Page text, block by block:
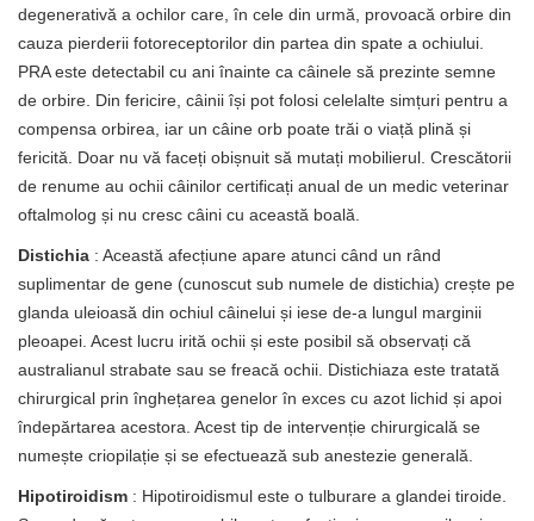
degenerativă a ochilor care, în cele din urmă, provoacă orbire din
cauza pierderii fotoreceptorilor din partea din spate a ochiului.
PRA este detectabil cu ani înainte ca câinele să prezinte semne
de orbire. Din fericire, câinii își pot folosi celelalte simțuri pentru a
compensa orbirea, iar un câine orb poate trăi o viață plină și
fericită. Doar nu vă faceți obișnuit să mutați mobilierul. Crescătorii
de renume au ochii câinilor certificați anual de un medic veterinar
oftalmolog și nu cresc câini cu această boală.
Distichia : Această afecțiune apare atunci când un rând
suplimentar de gene (cunoscut sub numele de distichia) crește pe
glanda uleioasă din ochiul câinelui și iese de-a lungul marginii
pleoapei. Acest lucru irită ochii și este posibil să observați că
australianul strabate sau se freacă ochii. Distichiaza este tratată
chirurgical prin înghețarea genelor în exces cu azot lichid și apoi
îndepărtarea acestora. Acest tip de intervenție chirurgicală se
numește criopilație și se efectuează sub anestezie generală.
Hipotiroidism : Hipotiroidismul este o tulburare a glandei tiroide.